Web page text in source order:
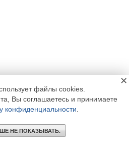
файлы cookies.
Вы соглашаетесь и принимаете
конфиденциальности
НЕ ПОКАЗЫВАТЬ.
×